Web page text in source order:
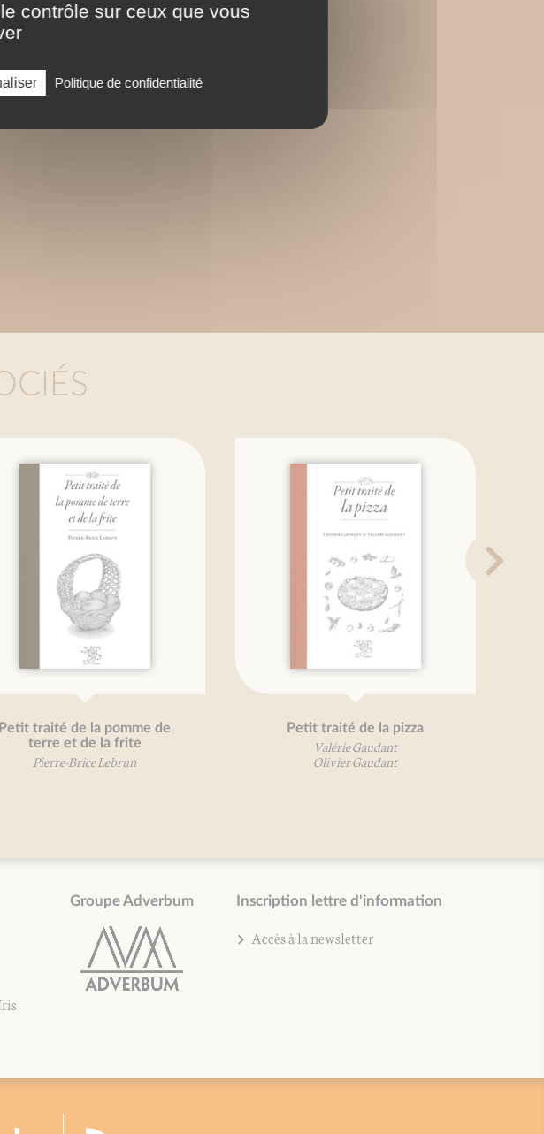
Petit traité de la pomme de
terre et de la frite
Pierre-Brice Lebrun
Petit traité de la pizza
Valérie Gaudant
Olivier Gaudant
Groupe Adverbum Inscription lettre d'information
Accès à la newsletter
contrôle sur ceux que vous
Politique de confidentialité